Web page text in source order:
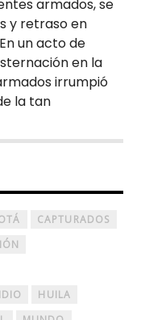
armados, se
y retraso en
un acto de
en la
irrumpió
la tan
CAPTURADOS
HUILA